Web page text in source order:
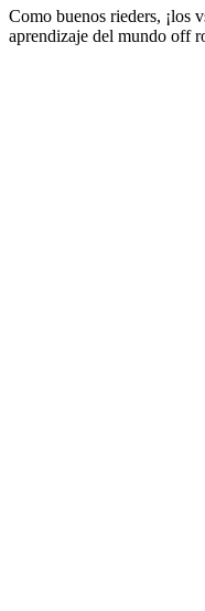
Como buenos rieders, ¡los
aprendizaje del mundo off